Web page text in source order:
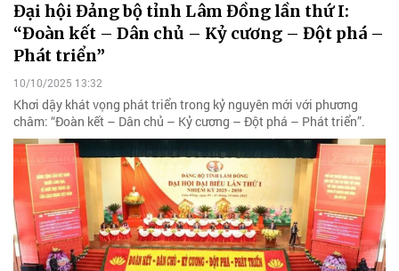
Đại hội Đảng bộ tỉnh Lâm Đồng lần thứ I:
“Đoàn kết – Dân chủ – Kỷ cương – Đột phá –
Phát triển”
10/10/2025 13:32
Khơi dậy khát vọng phát triển trong kỷ nguyên mới với phương
châm: “Đoàn kết – Dân chủ – Kỷ cương – Đột phá – Phát triển”.